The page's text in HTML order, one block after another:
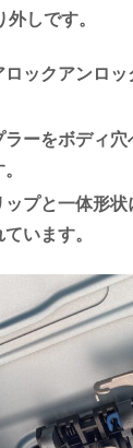
しです。
ックアンロ
ーをボディ
プと一体形状
います。